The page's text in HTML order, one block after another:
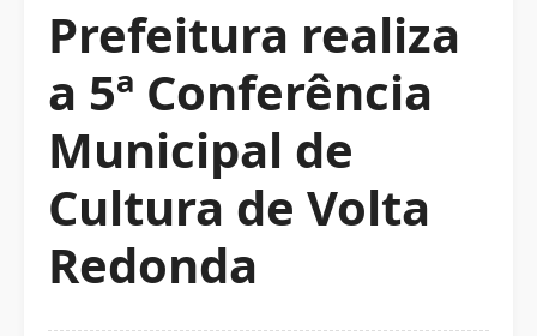
Prefeitura realiza
a 5ª Conferência
Municipal de
Cultura de Volta
Redonda